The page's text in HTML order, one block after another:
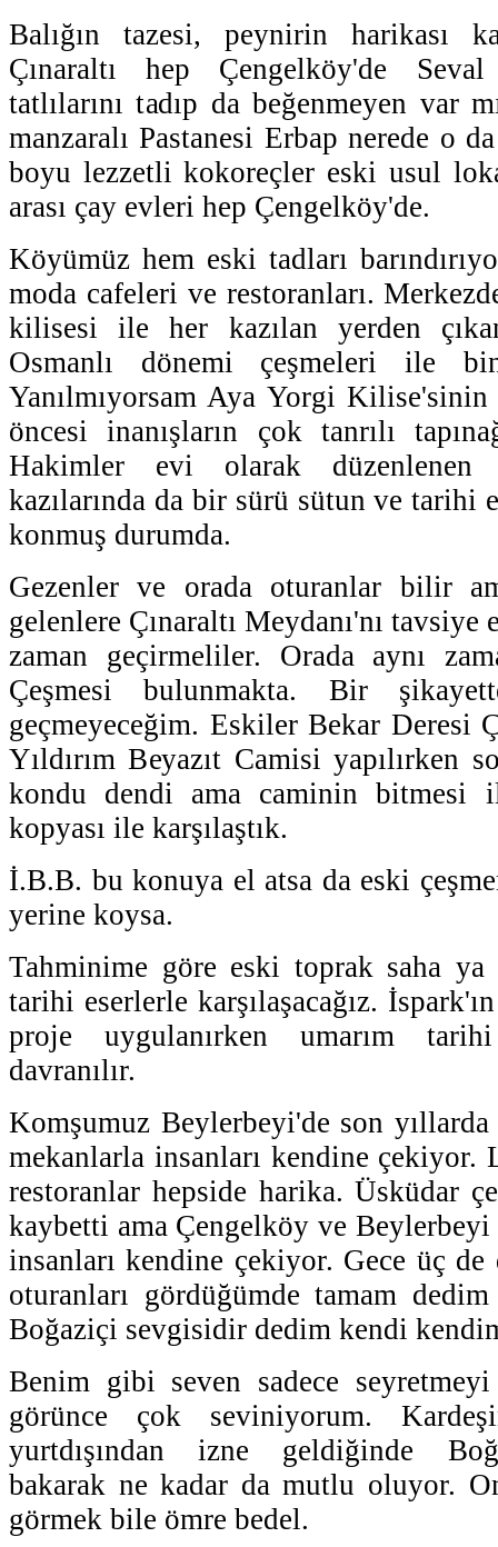
Balığın tazesi, peynirin harikası
Çınaraltı hep Çengelköy'de
tatlılarını tadıp da beğenmeyen var
manzaralı Pastanesi Erbap nerede o
boyu lezzetli kokoreçler eski usul
arası çay evleri hep Çengelköy'de.
Köyümüz hem eski tadları
moda cafeleri ve restoranları.
kilisesi ile her kazılan yerden
Osmanlı dönemi çeşmeleri ile
Yanılmıyorsam Aya Yorgi Kilise'sinin
öncesi inanışların çok tanrılı
Hakimler evi olarak düzenlenen
kazılarında da bir sürü sütun ve tarihi
konmuş durumda.
Gezenler ve orada oturanlar bilir
gelenlere Çınaraltı Meydanı'nı
zaman geçirmeliler. Orada aynı
Çeşmesi bulunmakta. Bir
geçmeyeceğim. Eskiler Bekar Deresi
Yıldırım Beyazıt Camisi yapılırken
kondu dendi ama caminin bitmesi
kopyası ile karşılaştık.
İ.B.B. bu konuya el atsa da eski
yerine koysa.
Tahminime göre eski toprak saha ya
tarihi eserlerle karşılaşacağız.
proje uygulanırken umarım
davranılır.
Komşumuz Beylerbeyi'de son yıllarda
mekanlarla insanları kendine çekiyor.
restoranlar hepside harika. Üsküdar
kaybetti ama Çengelköy ve Beylerbeyi
insanları kendine çekiyor. Gece üç de
oturanları gördüğümde tamam
Boğaziçi sevgisidir dedim kendi
Benim gibi seven sadece
görünce çok seviniyorum.
yurtdışından izne geldiğinde
bakarak ne kadar da mutlu oluyor.
görmek bile ömre bedel.